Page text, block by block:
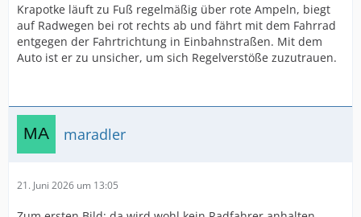
Krapotke läuft zu Fuß regelmäßig über rote Ampeln, biegt
auf Radwegen bei rot rechts ab und fährt mit dem Fahrrad
entgegen der Fahrtrichtung in Einbahnstraßen. Mit dem
Auto ist er zu unsicher, um sich Regelverstöße zuzutrauen.
maradler
21. Juni 2026 um 13:05